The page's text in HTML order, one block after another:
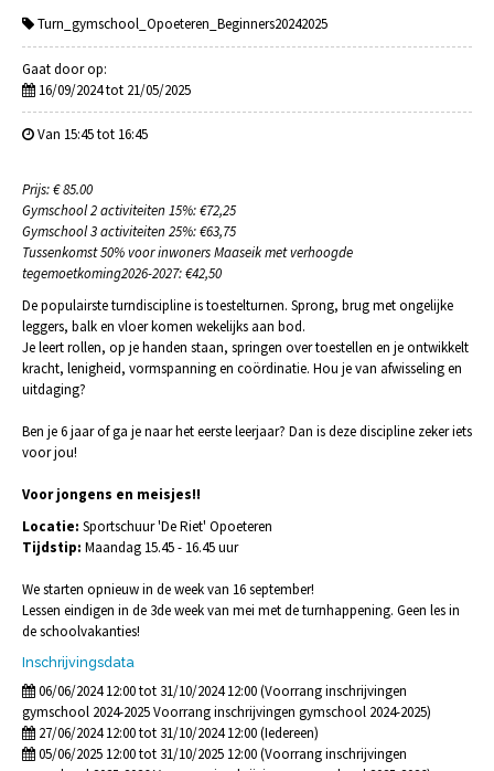
Turn_gymschool_Opoeteren_Beginners20242025
Gaat door op:
16/09/2024 tot 21/05/2025
Van 15:45 tot 16:45
Prijs: € 85.00
Gymschool 2 activiteiten 15%: €72,25
Gymschool 3 activiteiten 25%: €63,75
Tussenkomst 50% voor inwoners Maaseik met verhoogde
tegemoetkoming2026-2027: €42,50
De populairste turndiscipline is toestelturnen. Sprong, brug met ongelijke
leggers, balk en vloer komen wekelijks aan bod.
Je leert rollen, op je handen staan, springen over toestellen en je ontwikkelt
kracht, lenigheid, vormspanning en coördinatie. Hou je van afwisseling en
uitdaging?
Ben je 6 jaar of ga je naar het eerste leerjaar? Dan is deze discipline zeker iets
voor jou!
Voor jongens en meisjes!!
Locatie: Sportschuur 'De Riet' Opoeteren
Tijdstip: Maandag 15.45 - 16.45 uur
We starten opnieuw in de week van 16 september!
Lessen eindigen in de 3de week van mei met de turnhappening. Geen les in
de schoolvakanties!
Inschrijvingsdata
06/06/2024 12:00 tot 31/10/2024 12:00 (Voorrang inschrijvingen
gymschool 2024-2025 Voorrang inschrijvingen gymschool 2024-2025)
27/06/2024 12:00 tot 31/10/2024 12:00 (Iedereen)
05/06/2025 12:00 tot 31/10/2025 12:00 (Voorrang inschrijvingen